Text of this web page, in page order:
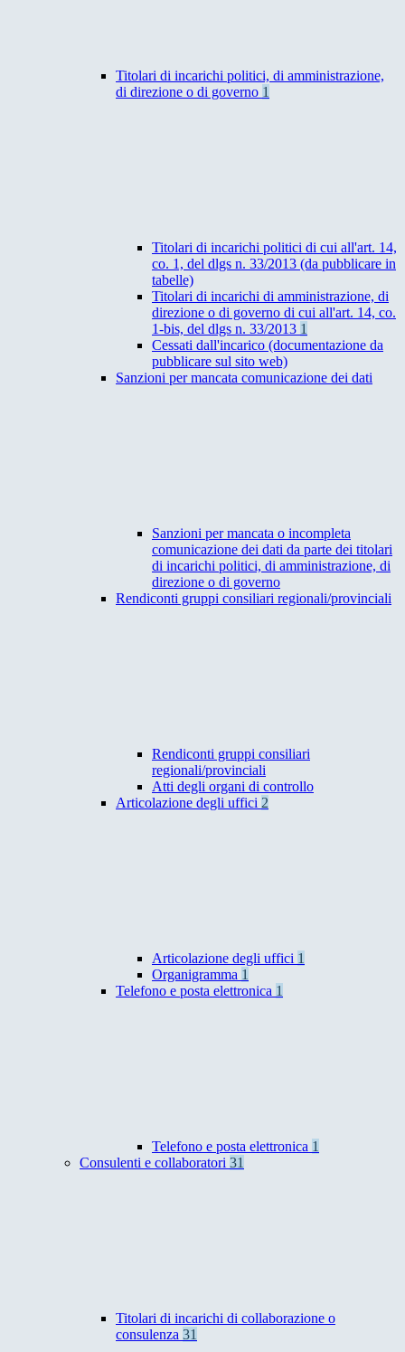
Titolari di incarichi politici, di amministrazione,
di direzione o di governo 1
Titolari di incarichi politici di cui all'art. 14,
co. 1, del dlgs n. 33/2013 (da pubblicare in
tabelle)
Titolari di incarichi di amministrazione, di
direzione o di governo di cui all'art. 14, co.
1-bis, del dlgs n. 33/2013 1
Cessati dall'incarico (documentazione da
pubblicare sul sito web)
Sanzioni per mancata comunicazione dei dati
Sanzioni per mancata o incompleta
comunicazione dei dati da parte dei titolari
di incarichi politici, di amministrazione, di
direzione o di governo
Rendiconti gruppi consiliari regionali/provinciali
Rendiconti gruppi consiliari
regionali/provinciali
Atti degli organi di controllo
Articolazione degli uffici 2
Articolazione degli uffici 1
Organigramma 1
Telefono e posta elettronica 1
Telefono e posta elettronica 1
Consulenti e collaboratori 31
Titolari di incarichi di collaborazione o
consulenza 31